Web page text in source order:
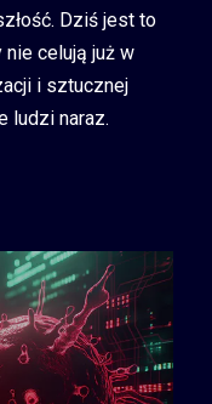
Dziś jest to
celują już w
i sztucznej
ludzi naraz.